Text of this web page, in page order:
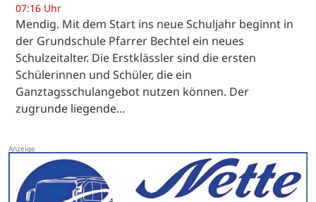
07:16 Uhr
Mendig. Mit dem Start ins neue Schuljahr beginnt in
der Grundschule Pfarrer Bechtel ein neues
Schulzeitalter. Die Erstklässler sind die ersten
Schülerinnen und Schüler, die ein
Ganztagsschulangebot nutzen können. Der
zugrunde liegende…